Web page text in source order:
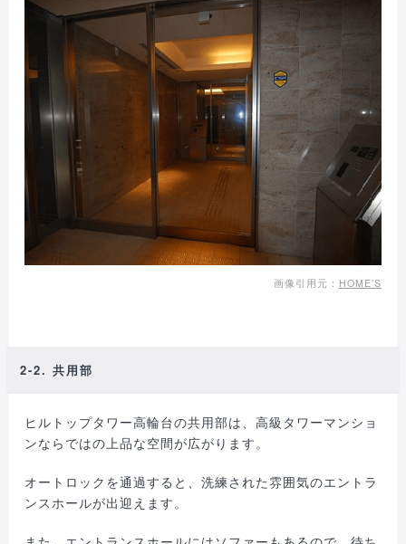
画像引用元： HOME’S
2-2. 共用部
ヒルトップタワー高輪台の共用部は、高級タワーマンショ
ンならではの上品な空間が広がります。
オートロックを通過すると、洗練された雰囲気のエントラ
ンスホールが出迎えます。